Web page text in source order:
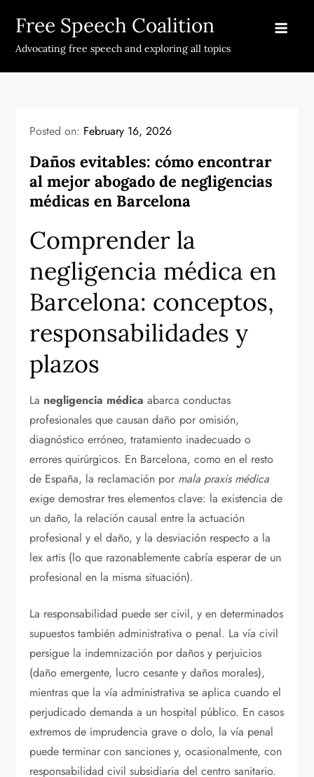
content
Free Speech Coalition
Advocating free speech and exploring all topics
Posted on: February 16, 2026
Daños evitables: cómo encontrar
al mejor abogado de negligencias
médicas en Barcelona
Comprender la
negligencia médica en
Barcelona: conceptos,
responsabilidades y
plazos
La negligencia médica abarca conductas
profesionales que causan daño por omisión,
diagnóstico erróneo, tratamiento inadecuado o
errores quirúrgicos. En Barcelona, como en el resto
de España, la reclamación por mala praxis médica
exige demostrar tres elementos clave: la existencia de
un daño, la relación causal entre la actuación
profesional y el daño, y la desviación respecto a la
lex artis (lo que razonablemente cabría esperar de un
profesional en la misma situación).
La responsabilidad puede ser civil, y en determinados
supuestos también administrativa o penal. La vía civil
persigue la indemnización por daños y perjuicios
(daño emergente, lucro cesante y daños morales),
mientras que la vía administrativa se aplica cuando el
perjudicado demanda a un hospital público. En casos
extremos de imprudencia grave o dolo, la vía penal
puede terminar con sanciones y, ocasionalmente, con
responsabilidad civil subsidiaria del centro sanitario.